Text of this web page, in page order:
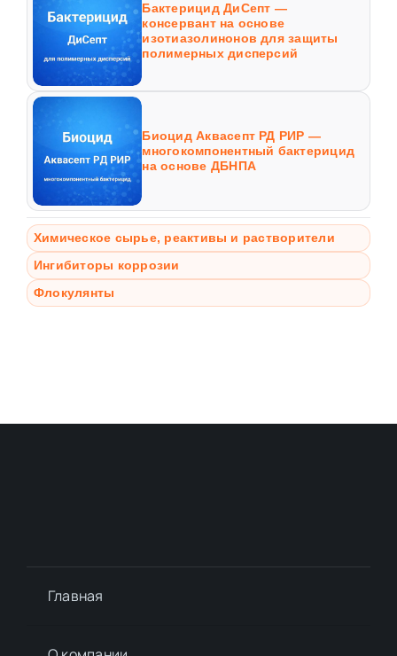
Бактерицид ДиСепт —
консервант на основе
изотиазолинонов для защиты
полимерных дисперсий
Биоцид Аквасепт РД РИР —
многокомпонентный бактерицид
на основе ДБНПА
Химическое сырье, реактивы и растворители
Ингибиторы коррозии
Флокулянты
Главная